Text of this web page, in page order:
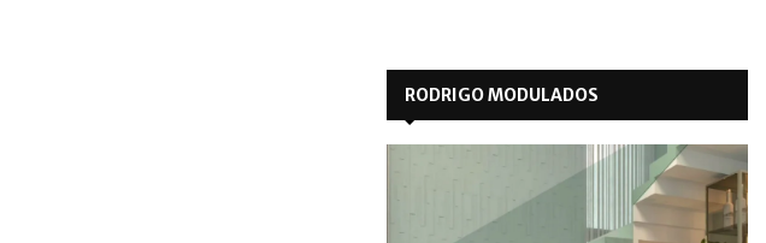
RODRIGO MODULADOS